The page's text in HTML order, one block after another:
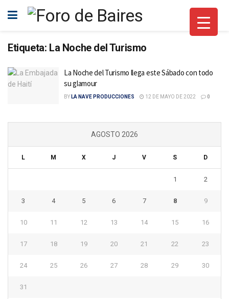
Etiqueta: La Noche del Turismo
La Noche del Turismo llega este Sábado con todo
su glamour
BY LA NAVE PRODUCCIONES 12 DE MAYO DE 2022 0
AGOSTO 2026
L M X J V S D
1 2
3 4 5 6 7 8 9
10 11 12 13 14 15 16
17 18 19 20 21 22 23
24 25 26 27 28 29 30
31